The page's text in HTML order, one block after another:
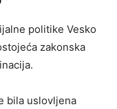
politike Vesko
zakonska
bila uslovljena